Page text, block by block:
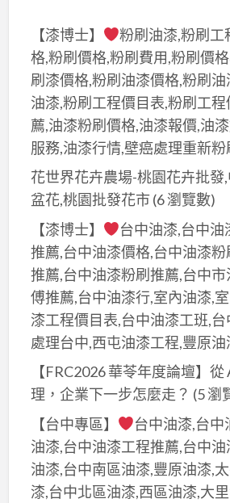
【漆博士】
粉刷油漆,粉刷工
格,粉刷價格,粉刷費用,粉刷價
刷漆價格,粉刷油漆價格,粉刷油
油漆,粉刷工程價目表,粉刷工
薦,油漆粉刷價格,油漆報價,油
服務,油漆行情,壁癌處理重新粉
花世界花卉農場-桃園花卉批發
盆花,桃園批發花市(6 瀏覽數)
【漆博士】
台中油漆,台中
推薦,台中油漆價格,台中油漆
推薦,台中油漆粉刷推薦,台中
傅推薦,台中油漆行,室內油漆,
漆工程價目表,台中油漆工班,
處理台中,西屯油漆工程,豐原油
【FRC2026 華苓年度論壇】從
理，企業下一步怎麼走？ (5 瀏
【台中專區】
台中油漆,台
油漆,台中油漆工程推薦,台中
油漆,台中南區油漆,豐原油漆,
漆,台中北區油漆,西區油漆,大